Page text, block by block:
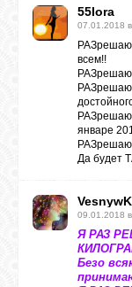
ВХОД
TWITTER
55lora
07.01.2018
РАЗрешаю
всем!!
РАЗрешаю
РАЗрешаю
РАЗрешаю
январе
РАЗрешаю
Да будет
09.01.2018
Я РАЗ
Безо